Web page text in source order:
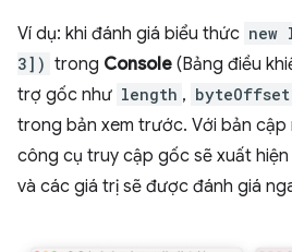
Ví dụ: khi đánh giá biểu thức
3]) trong Console (Bảng điều
trợ gốc như length , byteOffset
trong bản xem trước. Với bản cập
công cụ truy cập gốc sẽ xuất
và các giá trị sẽ được đánh giá